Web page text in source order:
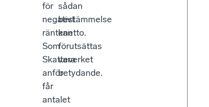
för
negativt
räntenetto.
Som
Skatteverket
anför
får
antalet
sådan
bestämmelse
kan
förutsättas
vara
betydande.